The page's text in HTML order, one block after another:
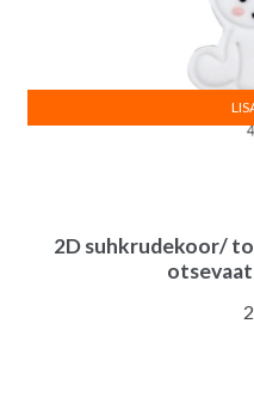
2D suhkrudekoor/